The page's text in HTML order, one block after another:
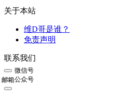
关于本站
维D哥是谁？
免责声明
联系我们
微信号
公众号
邮箱